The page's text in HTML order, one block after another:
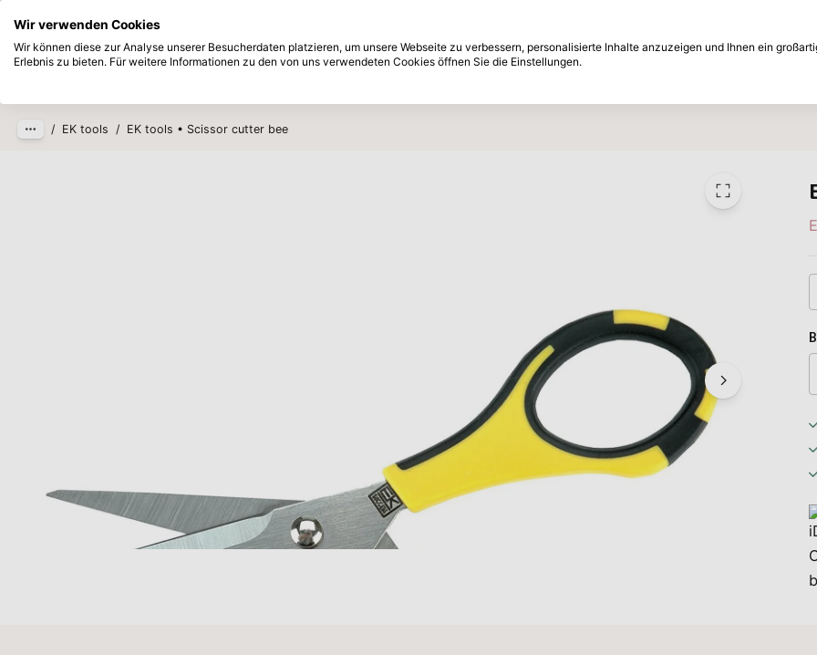
Zum Hauptinhalt springen
Angebote
/ EK tools / EK tools • Scissor cutter bee
Wir verwenden Cookies
Wir können diese zur Analyse unserer Besucherdaten platzieren, um unsere Webseite zu verbessern, personalisierte Inhalte anzuzeigen und Ihnen ein
Erlebnis zu bieten. Für weitere Informationen zu den von uns verwendeten Cookies öffnen Sie die Einstellungen.